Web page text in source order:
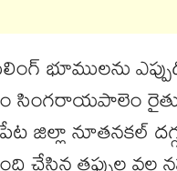
భూములను
సింగరాయపాలెం
జిల్లా నూతనకల్